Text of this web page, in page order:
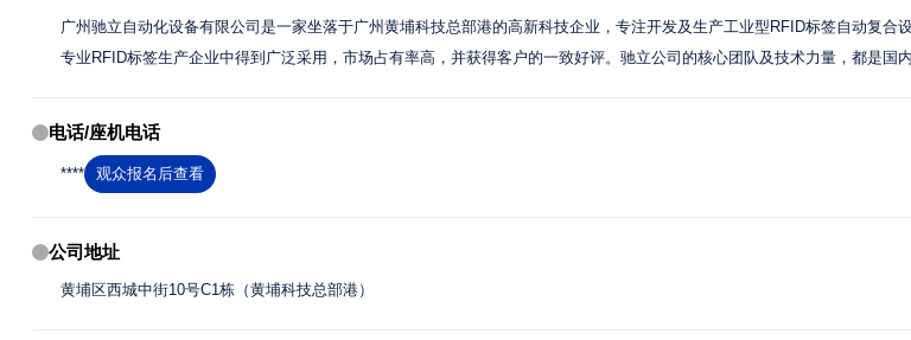
广州驰立自动化设备有限公司是一家坐落于广州黄埔科技总部港的高新科技企业，专注开发及生产工业型RFID标签自动复
专业RFID标签生产企业中得到广泛采用，市场占有率高，并获得客户的一致好评。驰立公司的核心团队及技术力量，都是国
电话/座机电话
**** 观众报名后查看
公司地址
黄埔区西城中街10号C1栋（黄埔科技总部港）